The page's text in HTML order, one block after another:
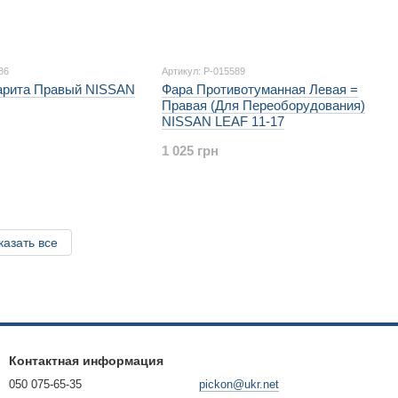
Правый NISSAN
Артикул: P-015589
Фара Противотуманная Левая =
Правая (Для Переоборудования)
NISSAN LEAF 11-17
1 025 грн
все
Контактная информация
050 075-65-35 pickon@ukr.net